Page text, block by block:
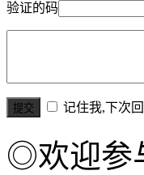
验证的码
记住我,下次
◎欢迎参